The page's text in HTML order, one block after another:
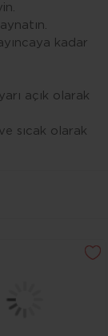
kadar
açık olarak
sıcak olarak